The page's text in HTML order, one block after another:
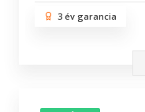
3 év garancia